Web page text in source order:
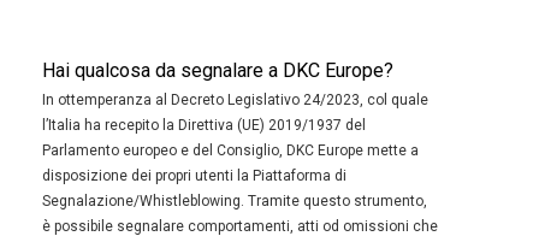
Hai qualcosa da segnalare a DKC Europe?
In ottemperanza al Decreto Legislativo 24/2023, col quale
l’Italia ha recepito la Direttiva (UE) 2019/1937 del
Parlamento europeo e del Consiglio, DKC Europe mette a
disposizione dei propri utenti la Piattaforma di
Segnalazione/Whistleblowing. Tramite questo strumento,
è possibile segnalare comportamenti, atti od omissioni che